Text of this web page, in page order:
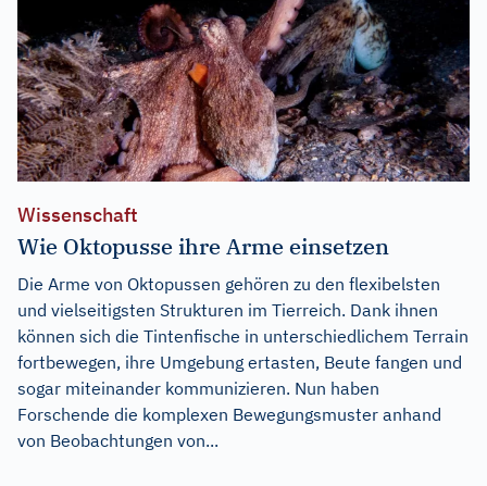
Wissenschaft
Wie Oktopusse ihre Arme einsetzen
Die Arme von Oktopussen gehören zu den flexibelsten
und vielseitigsten Strukturen im Tierreich. Dank ihnen
können sich die Tintenfische in unterschiedlichem Terrain
fortbewegen, ihre Umgebung ertasten, Beute fangen und
sogar miteinander kommunizieren. Nun haben
Forschende die komplexen Bewegungsmuster anhand
von Beobachtungen von...